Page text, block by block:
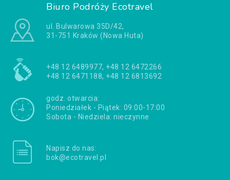
Biuro Podróży Ecotravel
ul. Bulwarowa 35D/42,
31-751 Kraków (Nowa Huta)
+48 12 6489977, +48 12 6472266
+48 12 6471188, +48 12 6813692
godz. otwarcia:
Poniedziałek - Piątek: 09:00-17:00
Sobota - Niedziela: nieczynne
Napisz do nas:
bok@ecotravel.pl